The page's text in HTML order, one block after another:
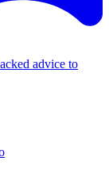
advice to